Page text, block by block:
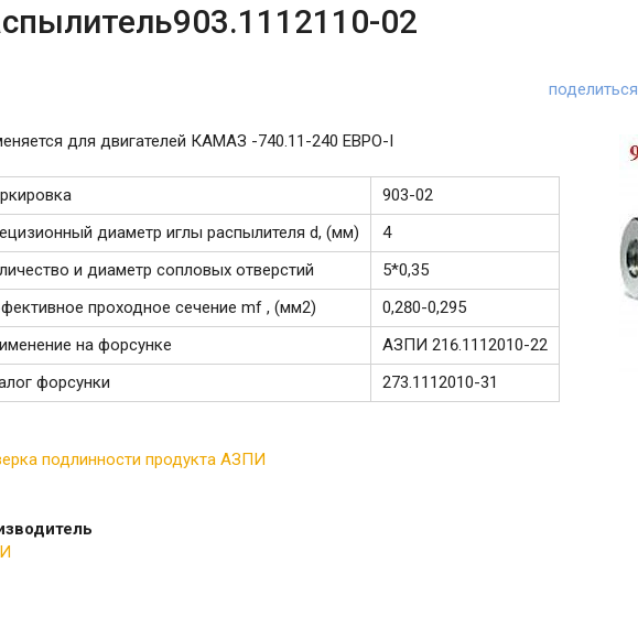
02
поделиться
для двигателей КАМАЗ -740.11-240 ЕВРО-I
903-02
диаметр иглы распылителя d, (мм)
4
и диаметр сопловых отверстий
5*0,35
проходное сечение mf , (мм2)
0,280-0,295
на форсунке
АЗПИ 216.1112010-22
форсунки
273.1112010-31
подлинности продукта АЗПИ